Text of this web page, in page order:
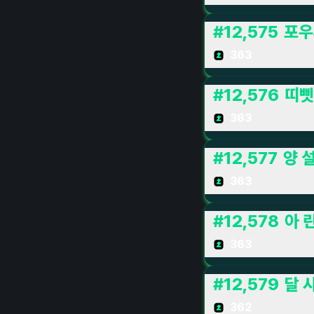
#12,575 포우
#12,576 띠
#12,577 양
#12,578 아
#12,579 달